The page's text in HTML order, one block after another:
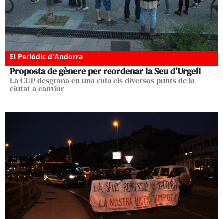
El Periòdic d'Andorra
Proposta de gènere per reordenar la Seu d’Urgell
La CUP desgrana en una ruta els diversos punts de la
ciutat a canviar